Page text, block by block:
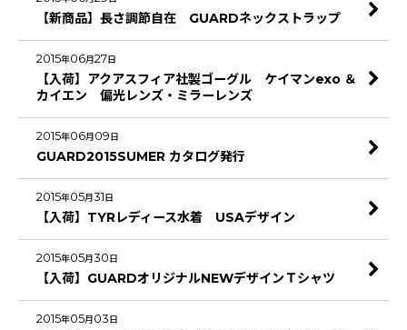
【新商品】長さ調節自在 GUARDネックストラップ
2015年06月27日
【入荷】アクアスフィア社製ゴーグル ケイマンexo ＆
カイエン 偏光レンズ・ミラーレンズ
2015年06月 09 日
GUARD2015SUMER カタログ発行
2015年05月31 日
【入荷】TYRレディース水着 USAデザイン
2015年05月30 日
【入荷】GUARDオリジナルNEWデザインＴシャツ
2015年05月 03 日